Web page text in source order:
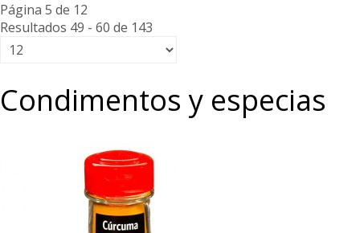
Página 5 de 12
Resultados 49 - 60 de 143
Condimentos y especias